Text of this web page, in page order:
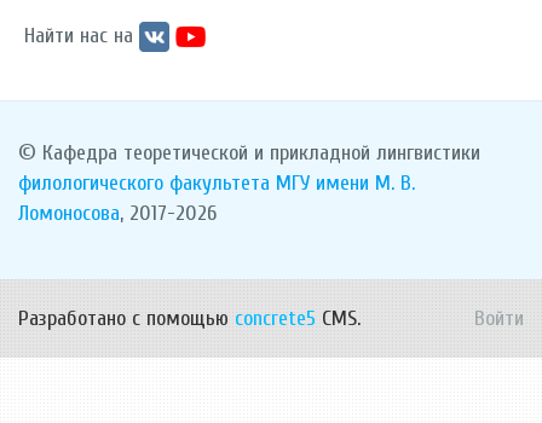
Найти нас на
© Кафедра теоретической и прикладной лингвистики
филологического факультета МГУ имени М. В.
Ломоносова, 2017-2026
Разработано с помощью concrete5 CMS. Войти